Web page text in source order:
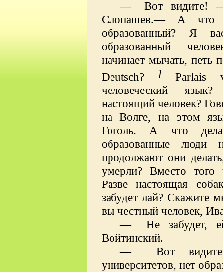
—
Вот видите!
Слопашев.— А что
образованный? Я
образованный
начинает мычать, петь
Deutsch? l Parlais
человеческий
настоящий человек?
на Волге, на этом
Гоголь. А что
образованные люди
продолжают они
умерли? Вместо того
Разве настоящая
забудет лай? Скажите
вы честный человек,
—
Не забудет,
Войтинский.
—
Вот
университетов, нет